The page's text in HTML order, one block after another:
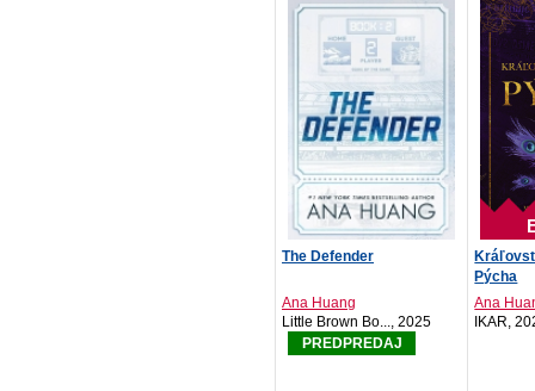
The Defender
Ana Huang
Little Brown Bo..., 2025
PREDPREDAJ
Pýcha
Ana
IKAR,